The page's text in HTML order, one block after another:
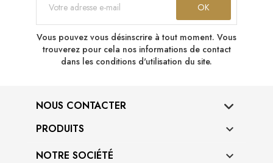
Vous pouvez vous désinscrire à tout moment. Vous
trouverez pour cela nos informations de contact
dans les conditions d'utilisation du site.
NOUS CONTACTER
PRODUITS

NOTRE SOCIÉTÉ 